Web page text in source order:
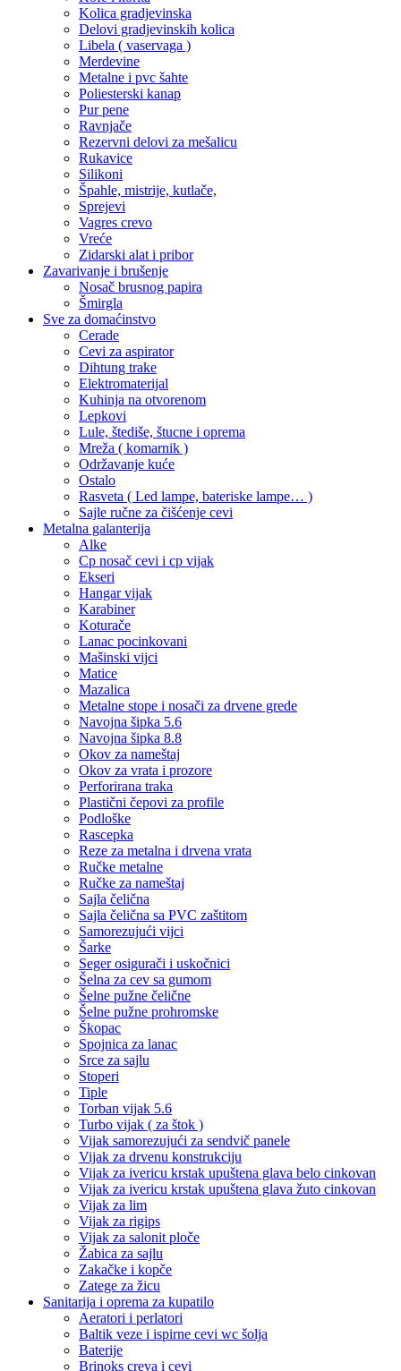
Kolica gradjevinska
Delovi gradjevinskih kolica
Libela ( vaservaga )
Merdevine
Metalne i pvc šahte
Poliesterski kanap
Pur pene
Ravnjače
Rezervni delovi za mešalicu
Rukavice
Silikoni
Špahle, mistrije, kutlače,
Sprejevi
Vagres crevo
Vreće
Zidarski alat i pribor
Zavarivanje i brušenje
Nosač brusnog papira
Šmirgla
Sve za domaćinstvo
Cerade
Cevi za aspirator
Dihtung trake
Elektromaterijal
Kuhinja na otvorenom
Lepkovi
Lule, štediše, štucne i oprema
Mreža ( komarnik )
Održavanje kuće
Ostalo
Rasveta ( Led lampe, bateriske lampe… )
Sajle ručne za čišćenje cevi
Metalna galanterija
Alke
Cp nosač cevi i cp vijak
Ekseri
Hangar vijak
Karabiner
Koturače
Lanac pocinkovani
Mašinski vijci
Matice
Mazalica
Metalne stope i nosači za drvene grede
Navojna šipka 5.6
Navojna šipka 8.8
Okov za nameštaj
Okov za vrata i prozore
Perforirana traka
Plastični čepovi za profile
Podloške
Rascepka
Reze za metalna i drvena vrata
Ručke metalne
Ručke za nameštaj
Sajla čelična
Sajla čelična sa PVC zaštitom
Samorezujući vijci
Šarke
Seger osigurači i uskočnici
Šelna za cev sa gumom
Šelne pužne čelične
Šelne pužne prohromske
Škopac
Spojnica za lanac
Srce za sajlu
Stoperi
Tiple
Torban vijak 5.6
Turbo vijak ( za štok )
Vijak samorezujući za sendvič panele
Vijak za drvenu konstrukciju
Vijak za ivericu krstak upuštena glava belo cinkovan
Vijak za ivericu krstak upuštena glava žuto cinkovan
Vijak za lim
Vijak za rigips
Vijak za salonit ploče
Žabica za sajlu
Zakačke i kopče
Zatege za žicu
Sanitarija i oprema za kupatilo
Aeratori i perlatori
Baltik veze i ispirne cevi wc šolja
Baterije
Brinoks creva i cevi